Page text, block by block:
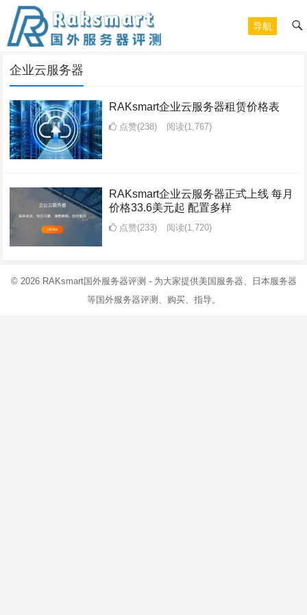
导航
企业云服务器
RAKsmart企业云服务器租赁价格表
点赞(238) 阅读(1,767)
RAKsmart企业云服务器正式上线 每月
价格33.6美元起 配置多样
点赞(233) 阅读(1,720)
© 2026 RAKsmart国外服务器评测 - 为大家提供美国服务器、日本服务器
等国外服务器评测、购买、指导。